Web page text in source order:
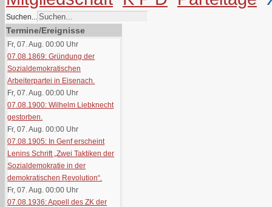
Suchen...
Termine/Ereignisse
Fr, 07. Aug. 00:00 Uhr
07.08.1869: Gründung der
Sozialdemokratischen
Arbeiterpartei in Eisenach.
Fr, 07. Aug. 00:00 Uhr
07.08.1900: Wilhelm Liebknecht
gestorben.
Fr, 07. Aug. 00:00 Uhr
07.08.1905: In Genf erscheint
Lenins Schrift „Zwei Taktiken der
Sozialdemokratie in der
demokratischen Revolution“.
Fr, 07. Aug. 00:00 Uhr
07.08.1936: Appell des ZK der